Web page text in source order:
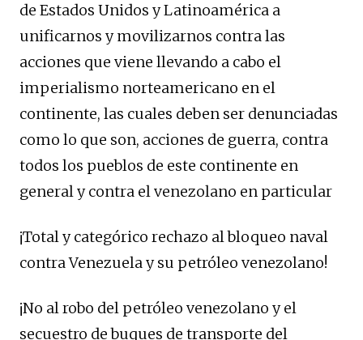
de Estados Unidos y Latinoamérica a
unificarnos y movilizarnos contra las
acciones que viene llevando a cabo el
imperialismo norteamericano en el
continente, las cuales deben ser denunciadas
como lo que son, acciones de guerra, contra
todos los pueblos de este continente en
general y contra el venezolano en particular
¡Total y categórico rechazo al bloqueo naval
contra Venezuela y su petróleo venezolano!
¡No al robo del petróleo venezolano y el
secuestro de buques de transporte del